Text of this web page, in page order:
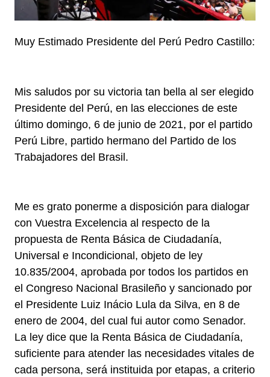
Muy Estimado Presidente del Perú Pedro Castillo:
Mis saludos por su victoria tan bella al ser elegido
Presidente del Perú, en las elecciones de este
último domingo, 6 de junio de 2021, por el partido
Perú Libre, partido hermano del Partido de los
Trabajadores del Brasil.
Me es grato ponerme a disposición para dialogar
con Vuestra Excelencia al respecto de la
propuesta de Renta Básica de Ciudadanía,
Universal e Incondicional, objeto de ley
10.835/2004, aprobada por todos los partidos en
el Congreso Nacional Brasileño y sancionado por
el Presidente Luiz Inácio Lula da Silva, en 8 de
enero de 2004, del cual fui autor como Senador.
La ley dice que la Renta Básica de Ciudadanía,
suficiente para atender las necesidades vitales de
cada persona, será instituida por etapas, a criterio